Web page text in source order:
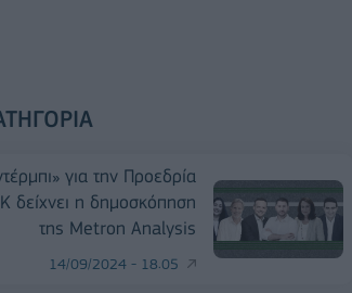
για την Προεδρία
δείχνει η δημοσκόπηση
της Metron Analysis
14/09/2024 - 18:05